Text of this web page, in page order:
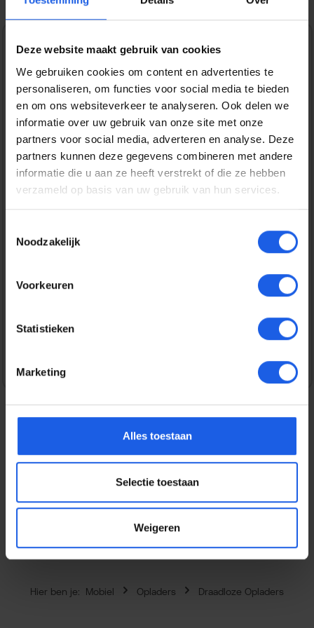
Deze website maakt gebruik van cookies
We gebruiken cookies om content en advertenties te
personaliseren, om functies voor social media te bieden
en om ons websiteverkeer te analyseren. Ook delen we
informatie over uw gebruik van onze site met onze
partners voor social media, adverteren en analyse. Deze
partners kunnen deze gegevens combineren met andere
informatie die u aan ze heeft verstrekt of die ze hebben
verzameld op basis van uw gebruik van hun services.
Noodzakelijk
Voorkeuren
Statistieken
Marketing
Alles toestaan
Selectie toestaan
Weigeren
1-2-3 deal
Normale prijs:
€ 129,99
Prijzen incl. BTW en excl. verzendkosten
Bestel nu
Samsung
Veilig en snel betalen
Met de Samsung Wireless 3-in-1 Charger laad je
eenvoudig drie apparaten tegelijkertijd op. Of het nu je
smartphone, smartwat…Meer
Hier ben je: Mobiel Opladers Draadloze Opladers